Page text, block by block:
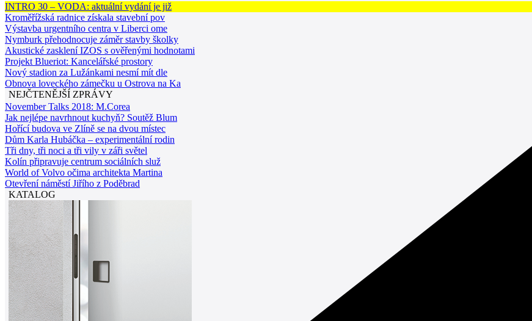
INTRO 30 – VODA: aktuální vydání je již
Kroměřížská radnice získala stavební pov
Výstavba urgentního centra v Liberci ome
Nymburk přehodnocuje záměr stavby školky
Akustické zasklení IZOS s ověřenými hodnotami
Projekt Blueriot: Kancelářské prostory
Nový stadion za Lužánkami nesmí mít dle
Obnova loveckého zámečku u Ostrova na Ka
NEJČTENĚJŠÍ ZPRÁVY
November Talks 2018: M.Corea
Jak nejlépe navrhnout kuchyň? Soutěž Blum
Hořící budova ve Zlíně se na dvou místec
Dům Karla Hubáčka – experimentální rodin
Tři dny, tři noci a tři vily v záři světel
Kolín připravuje centrum sociálních služ
World of Volvo očima architekta Martina
Otevření náměstí Jiřího z Poděbrad
KATALOG